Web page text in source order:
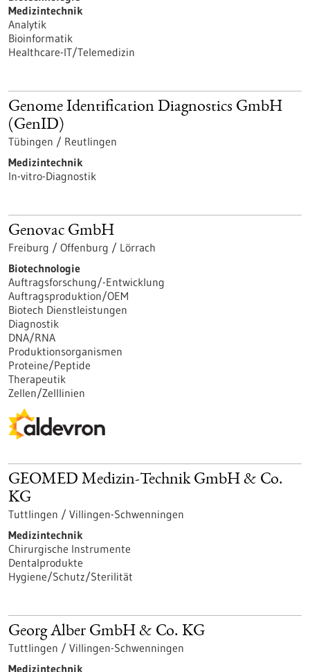
Medizintechnik
Analytik
Bioinformatik
Healthcare-IT/Telemedizin
Genome Identification Diagnostics GmbH
(GenID)
Tübingen / Reutlingen
Medizintechnik
In-vitro-Diagnostik
Genovac GmbH
Freiburg / Offenburg / Lörrach
Biotechnologie
Auftragsforschung/-Entwicklung
Auftragsproduktion/OEM
Biotech Dienstleistungen
Diagnostik
DNA/RNA
Produktionsorganismen
Proteine/Peptide
Therapeutik
Zellen/Zelllinien
GEOMED Medizin-Technik GmbH & Co.
KG
Tuttlingen / Villingen-Schwenningen
Medizintechnik
Chirurgische Instrumente
Dentalprodukte
Hygiene/Schutz/Sterilität
Georg Alber GmbH & Co. KG
Tuttlingen / Villingen-Schwenningen
Medizintechnik